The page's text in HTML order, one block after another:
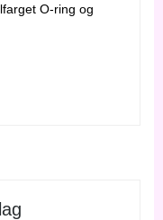
O-ring og